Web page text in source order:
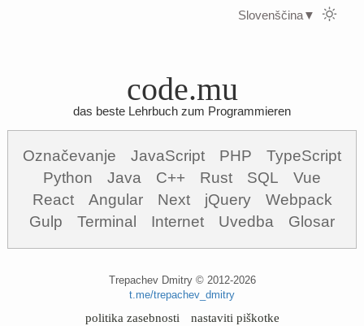
code.mu
das beste Lehrbuch zum Programmieren
Označevanje JavaScript PHP
TypeScript
Python
Java C++ Rust SQL
Vue
React
Angular Next jQuery
Webpack
Gulp
Terminal Internet Uvedba Glosar
Trepachev Dmitry © 2012-2026
t.me/trepachev_dmitry
politika zasebnosti nastaviti piškotke
Slovenščina▼